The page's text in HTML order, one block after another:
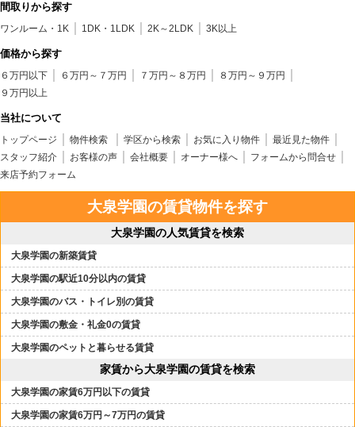
間取りから探す
ワンルーム・1K 1DK・1LDK 2K～2LDK 3K以上
価格から探す
６万円以下 ６万円～７万円 ７万円～８万円
８万円～９万円
９万円以上
当社について
トップページ 物件検索 学区から検索 お気に入り物件
最近見た物件
スタッフ紹介
お客様の声 会社概要 オーナー様へ
フォームから問合せ
来店予約フォーム
大泉学園の賃貸物件を探す
大泉学園の人気賃貸を検索
大泉学園の新築賃貸
大泉学園の駅近10分以内の賃貸
大泉学園のバス・トイレ別の賃貸
大泉学園の敷金・礼金0の賃貸
大泉学園のペットと暮らせる賃貸
家賃から大泉学園の賃貸を検索
大泉学園の家賃6万円以下の賃貸
大泉学園の家賃6万円～7万円の賃貸